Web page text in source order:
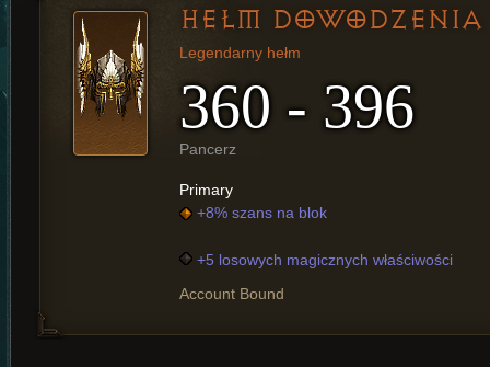
HEŁM DOWODZENIA
Legendarny hełm
360 - 396
Pancerz
Primary
+8% szans na blok
+5 losowych magicznych właściwości
Account Bound